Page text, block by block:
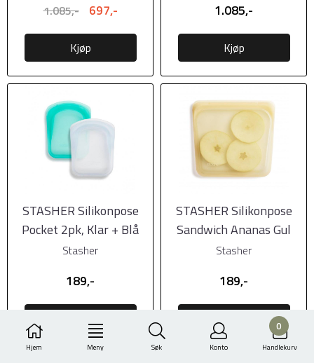
Hjem Meny Søk Konto
0
Handlekurv
1.085,- 697,-
Kjøp
1.085,-
Kjøp
STASHER Silikonpose
Pocket 2pk, Klar + Blå
Stasher
189,-
STASHER Silikonpose
Sandwich Ananas Gul
Stasher
189,-